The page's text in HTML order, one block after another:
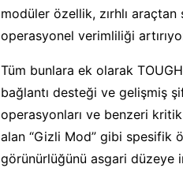
modüler özellik, zırhlı
operasyonel verimliliği
Tüm bunlara ek olarak
bağlantı desteği ve gelişmiş
operasyonları ve benzeri
alan “Gizli Mod” gibi spesifik
görünürlüğünü asgari düzeye